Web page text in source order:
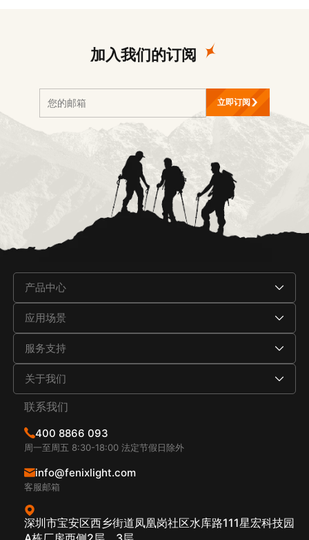
加入我们的订阅
立即订阅
产品中心
应用场景
服务支持
关于我们
联系我们
400 8866 093
周一至周五 8:30-18:00 法定节假日除外
info@fenixlight.com
客服邮箱
深圳市宝安区西乡街道凤凰岗社区水库路111星宏科技园